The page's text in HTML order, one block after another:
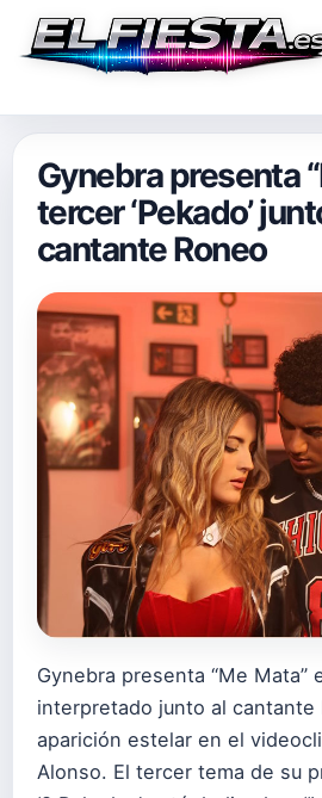
Gynebra presenta
tercer ‘Pekado’
cantante Roneo
Gynebra presenta “Me Mata”
interpretado junto al cantante
aparición estelar en el
Alonso. El tercer tema de su